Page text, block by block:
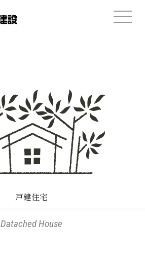
戸建住宅
Datached House